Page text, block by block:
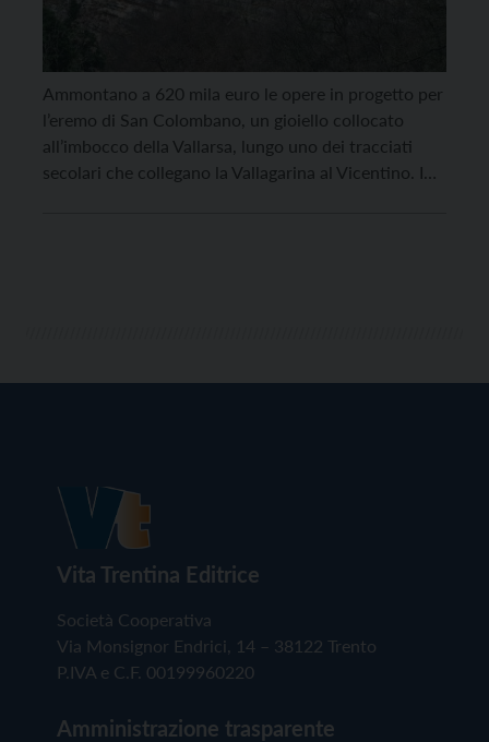
Ammontano a 620 mila euro le opere in progetto per
l’eremo di San Colombano, un gioiello collocato
all’imbocco della Vallarsa, lungo uno dei tracciati
secolari che collegano la Vallagarina al Vicentino. I
Vita Trentina Editrice
Società Cooperativa
Via Monsignor Endrici, 14 – 38122 Trento
P.IVA e C.F. 00199960220
Amministrazione trasparente